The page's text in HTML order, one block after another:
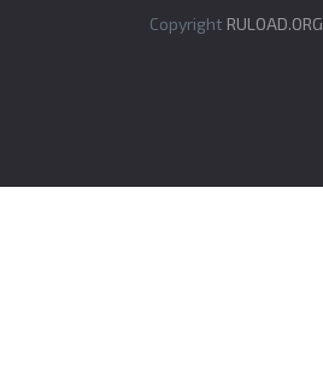
Copyright RULOAD.ORG